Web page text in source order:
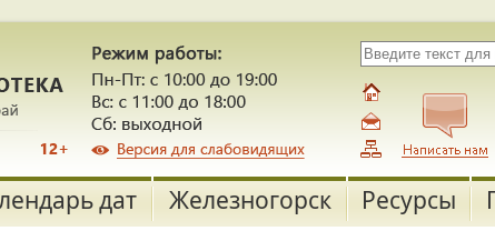
дат Железногорск Ресурсы